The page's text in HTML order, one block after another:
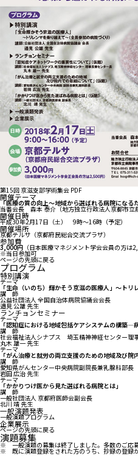
第15回 京滋支部学術集会 PDF
開催テーマ
「医療の質の向上～地域から選ばれる病院になる
当番会長 森本 泰介（地方独立行政法人京都市立
開催日時
平成30年2月17日（土） 9時～16時（予定）
開催場所
京都テルサ（京都府民総合交流プラザ）
参加費
3,000円（日本医療マネジメント学会会員の方は
※当日参加可
ページの先頭に戻る
プログラム
特別講演
テーマ
「生命（いのち）輝かそう京滋の医療人」～トリ
講 師
公益社団法人 全国自治体病院協議会会長
邉見 公雄 先生
ランチョンセミナー
テーマ
「認知症における地域包括ケアシステムの構築―
講 師
社会福祉法人シナプス 埼玉精神神経センター理
丸木 雄一 先生
テーマ
「がん治療と就労の両立支援のための地域及び院
講 師
愛知県がんセンター中央病院副院長兼乳腺科部長
岩田 広治 先生
テーマ
「かかりつけ医から見た選ばれる病院とは」
講 師
一般社団法人 京都府医師会副会長
北川 靖 先生
一般演題発表
一般演題プログラム
企業展示
ページの先頭に戻る
演題募集
※ 一般演題の募集は終了しました。多数のご応
※ 既に演題登録をされた方のうち、抄録の登録